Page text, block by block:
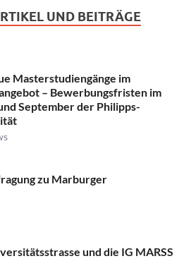
UND BEITRÄGE
Masterstudiengänge im
– Bewerbungsfristen im
September der Philipps-
zu Marburger
und die IG MARSS